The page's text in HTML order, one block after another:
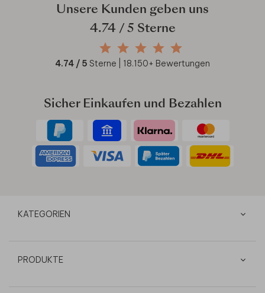
Unsere Kunden geben uns
4.74/ 5 Sterne
4.74 / 5 Sterne | 18.150+ Bewertungen
Sicher Einkaufen und Bezahlen
KATEGORIEN
PRODUKTE